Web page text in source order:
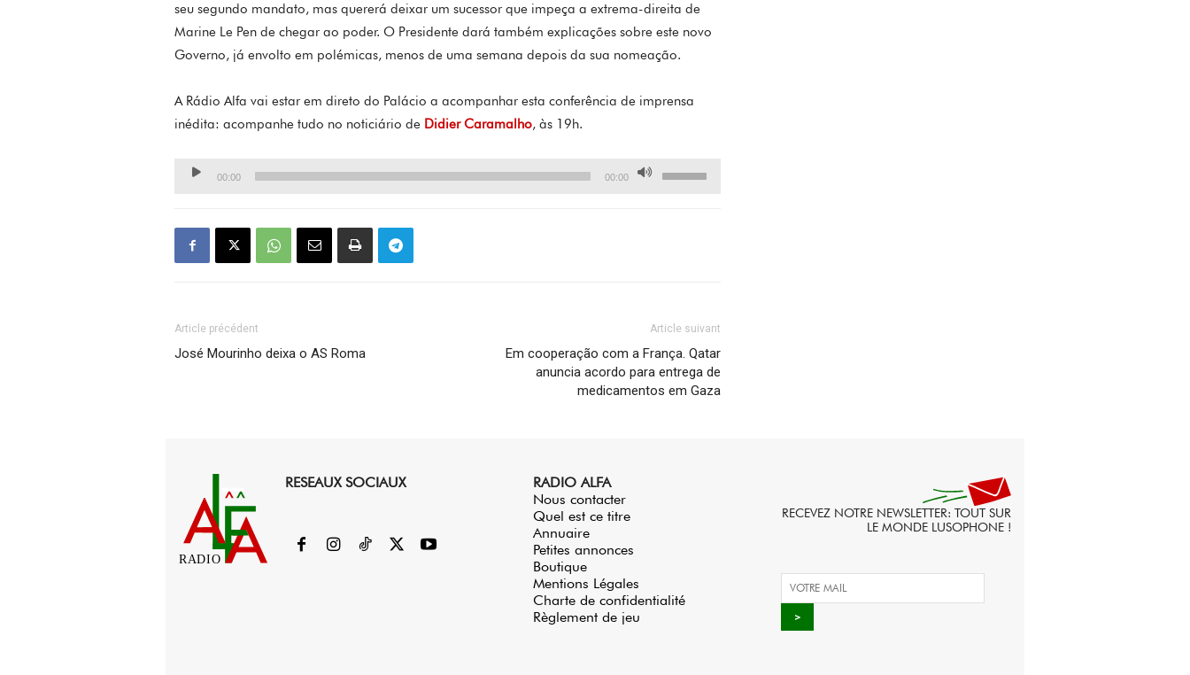
seu segundo mandato, mas quererá deixar um sucessor que impeça a extrema-direita de
Marine Le Pen de chegar ao poder. O Presidente dará também explicações sobre este novo
Governo, já envolto em polémicas, menos de uma semana depois da sua nomeação.
A Rádio Alfa vai estar em direto do Palácio a acompanhar esta conferência de imprensa
inédita: acompanhe tudo no noticiário de Didier Caramalho, às 19h.
Lecteur
00:00 00:00
diminuer
le
volume.
Article précédent
José Mourinho deixa o AS Roma
Article suivant
Em cooperação com a França. Qatar
anuncia acordo para entrega de
medicamentos em Gaza
RADIO
RESEAUX SOCIAUX
RADIO ALFA
Nous contacter
Quel est ce titre
Annuaire
Petites annonces
Boutique
Mentions Légales
Charte de confidentialité
Règlement de jeu
RECEVEZ NOTRE NEWSLETTER: TOUT SUR
LE MONDE LUSOPHONE !